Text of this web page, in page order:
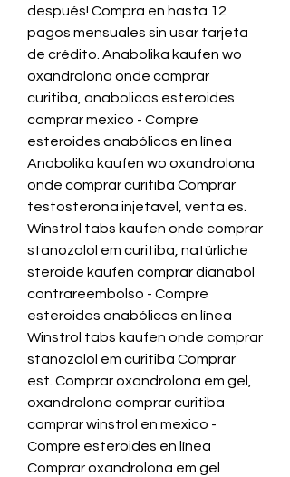
después! Compra en hasta 12
pagos mensuales sin usar tarjeta
de crédito. Anabolika kaufen wo
oxandrolona onde comprar
curitiba, anabolicos esteroides
comprar mexico - Compre
esteroides anabólicos en línea
Anabolika kaufen wo oxandrolona
onde comprar curitiba Comprar
testosterona injetavel, venta es.
Winstrol tabs kaufen onde comprar
stanozolol em curitiba, natürliche
steroide kaufen comprar dianabol
contrareembolso - Compre
esteroides anabólicos en línea
Winstrol tabs kaufen onde comprar
stanozolol em curitiba Comprar
est. Comprar oxandrolona em gel,
oxandrolona comprar curitiba
comprar winstrol en mexico -
Compre esteroides en línea
Comprar oxandrolona em gel